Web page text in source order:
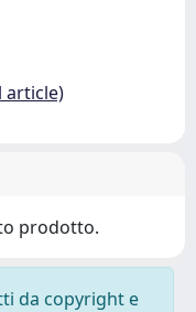
article)
prodotto.
da copyright e